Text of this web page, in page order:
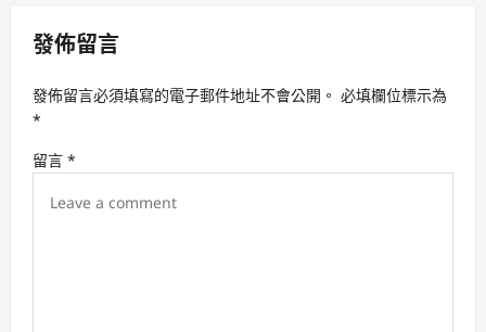
v
g
t
發佈留言
發佈留言必須填寫的電子郵件地址不會公開。 必填欄位標示為
*
留言 *